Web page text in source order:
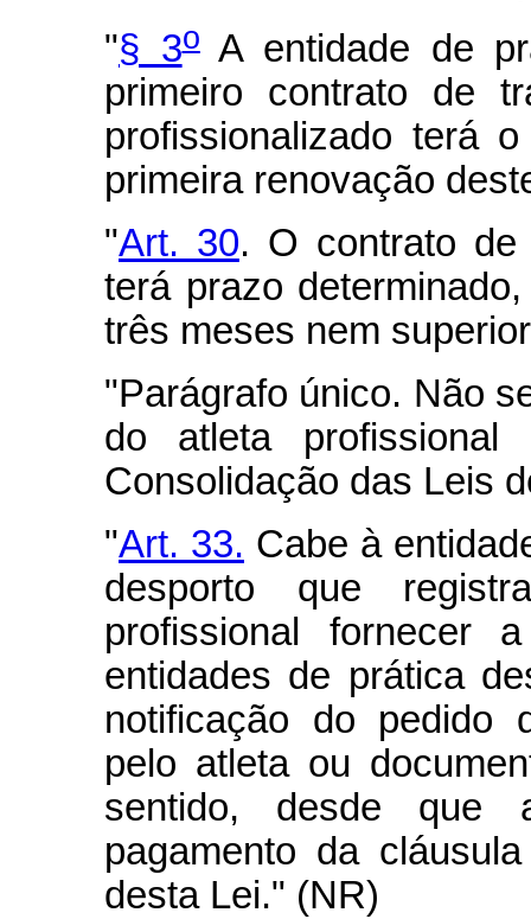
"§ 3oA entidade de
primeiro contrato de
profissionalizado terá
primeira renovação
"Art. 30. O contrato de
terá prazo
três meses nem
"Parágrafo único. Não
do atleta
Consolidação das Leis
"Art. 33. Cabe à
desporto que
profissional fornecer
entidades de prática
notificação do pedido
pelo atleta ou
sentido, desde que
pagamento da
desta Lei." (NR)